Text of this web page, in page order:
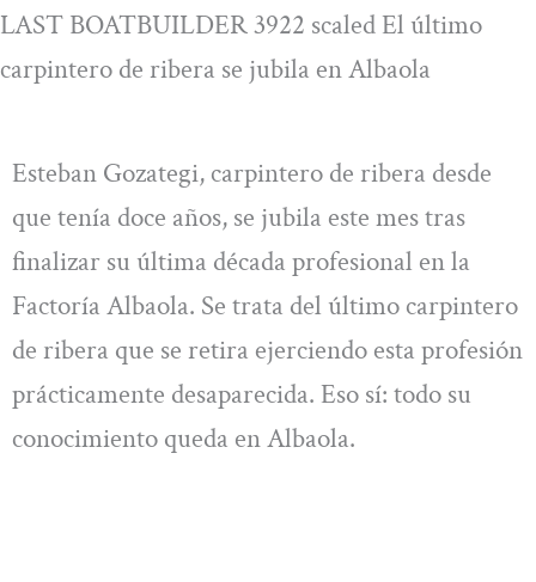
Esteban Gozategi, carpintero de ribera desde
que tenía doce años, se jubila este mes tras
finalizar su última década profesional en la
Factoría Albaola. Se trata del último carpintero
de ribera que se retira ejerciendo esta profesión
prácticamente desaparecida. Eso sí: todo su
conocimiento queda en Albaola.